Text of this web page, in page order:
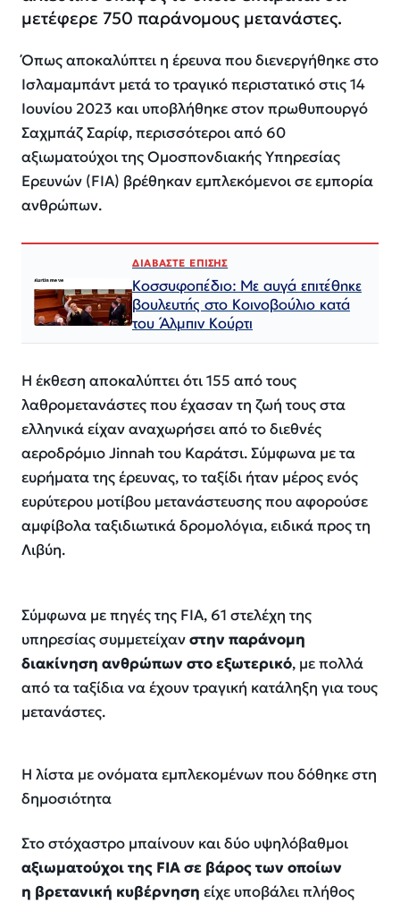
μετέφερε 750 παράνομους μετανάστες.
Όπως αποκαλύπτει η έρευνα που διενεργήθηκε στο
Ισλαμαμπάντ μετά το τραγικό περιστατικό στις 14
Ιουνίου 2023 και υποβλήθηκε στον πρωθυπουργό
Σαχμπάζ Σαρίφ, περισσότεροι από 60
αξιωματούχοι της Ομοσπονδιακής Υπηρεσίας
Ερευνών (FIA) βρέθηκαν εμπλεκόμενοι σε εμπορία
ανθρώπων.
ΔΙΑΒΑΣΤΕ ΕΠΙΣΗΣ
Κοσσυφοπέδιο: Με αυγά επιτέθηκε
βουλευτής στο Κοινοβούλιο κατά
του Άλμπιν Κούρτι
Η έκθεση αποκαλύπτει ότι 155 από τους
λαθρομετανάστες που έχασαν τη ζωή τους στα
ελληνικά είχαν αναχωρήσει από το διεθνές
αεροδρόμιο Jinnah του Καράτσι. Σύμφωνα με τα
ευρήματα της έρευνας, το ταξίδι ήταν μέρος ενός
ευρύτερου μοτίβου μετανάστευσης που αφορούσε
αμφίβολα ταξιδιωτικά δρομολόγια, ειδικά προς τη
Λιβύη.
Σύμφωνα με πηγές της FIA, 61 στελέχη της
υπηρεσίας συμμετείχανστην παράνομη
διακίνηση ανθρώπων στο εξωτερικό, με πολλά
από τα ταξίδια να έχουν τραγική κατάληξη για τους
μετανάστες.
Η λίστα με ονόματα εμπλεκομένων που δόθηκε στη
δημοσιότητα
Στο στόχαστρο μπαίνουν και δύο υψηλόβαθμοι
αξιωματούχοι της FIA σε βάρος των οποίων
η βρετανική κυβέρνηση είχε υποβάλει πλήθος